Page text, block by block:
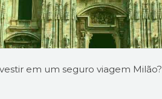
em um seguro viagem Milão?